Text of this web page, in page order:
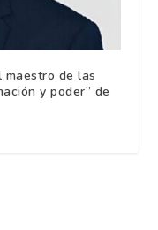
maestro de las
y poder” de